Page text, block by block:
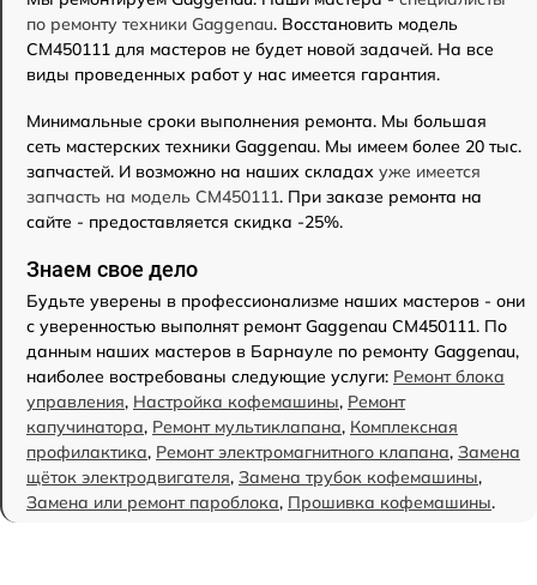
по ремонту техники Gaggenau. Восстановить модель
CM450111 для мастеров не будет новой задачей. На все
виды проведенных работ у нас имеется гарантия.
Минимальные сроки выполнения ремонта. Мы большая
сеть мастерских техники Gaggenau. Мы имеем более 20 тыс.
запчастей. И возможно на наших складах уже имеется
запчасть на модель CM450111. При заказе ремонта на
сайте - предоставляется скидка -25%.
Знаем свое дело
Будьте уверены в профессионализме наших мастеров - они
с уверенностью выполнят ремонт Gaggenau CM450111. По
данным наших мастеров в Барнауле по ремонту Gaggenau,
наиболее востребованы следующие услуги: Ремонт блока
управления, Настройка кофемашины, Ремонт
капучинатора, Ремонт мультиклапана, Комплексная
профилактика, Ремонт электромагнитного клапана, Замена
щёток электродвигателя, Замена трубок кофемашины,
Замена или ремонт пароблока, Прошивка кофемашины.